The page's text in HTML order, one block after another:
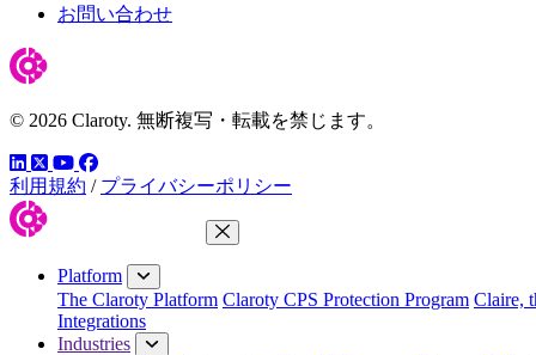
お問い合わせ
© 2026 Claroty. 無断複写・転載を禁じます。
LinkedIn
ツイッター
YouTube
Facebook
利用規約 / プライバシーポリシー
Close Menu
Platform
The Claroty Platform Claroty CPS Protection Program Claire,
Integrations
Industries